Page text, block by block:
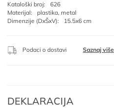
Kataloški broj:
626
Materijal:
plastika, metal
Dimenzije (DxŠxV):
15.5x6 cm
Podaci o dostavi Saznaj više
DEKLARACIJA